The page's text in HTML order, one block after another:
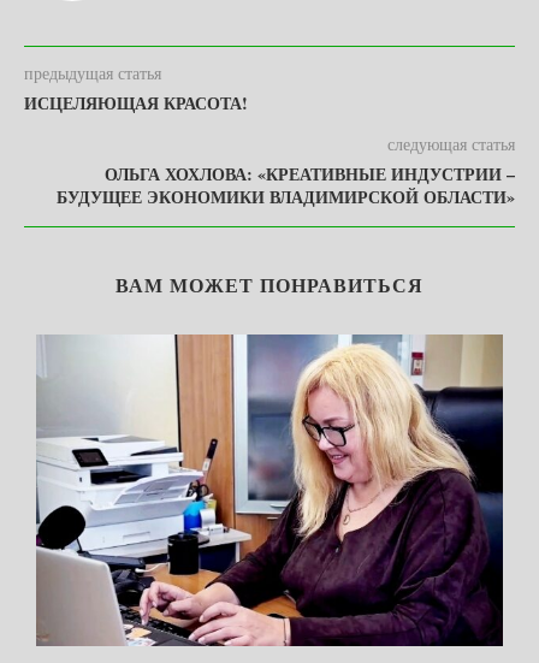
предыдущая статья
ИСЦЕЛЯЮЩАЯ КРАСОТА!
следующая статья
ОЛЬГА ХОХЛОВА: «КРЕАТИВНЫЕ ИНДУСТРИИ –
БУДУЩЕЕ ЭКОНОМИКИ ВЛАДИМИРСКОЙ ОБЛАСТИ»
ВАМ МОЖЕТ ПОНРАВИТЬСЯ